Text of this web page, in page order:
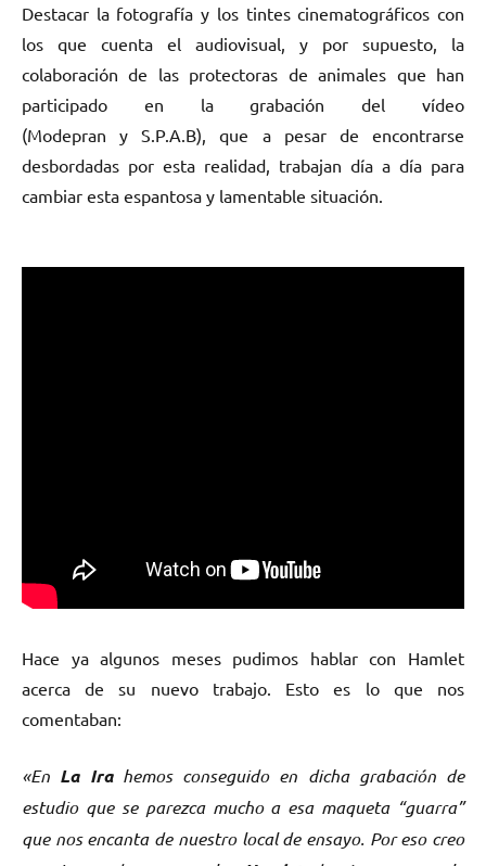
Destacar la fotografía y los tintes cinematográficos con
los que cuenta el audiovisual, y por supuesto, la
colaboración de las protectoras de animales que han
participado en la grabación del vídeo
(Modepran y S.P.A.B), que a pesar de encontrarse
desbordadas por esta realidad, trabajan día a día para
cambiar esta espantosa y lamentable situación.
Hace ya algunos meses pudimos hablar con Hamlet
acerca de su nuevo trabajo. Esto es lo que nos
comentaban:
«En La Irahemos conseguido en dicha grabación de
estudio que se parezca mucho a esa maqueta “guarra”
que nos encanta de nuestro local de ensayo. Por eso creo